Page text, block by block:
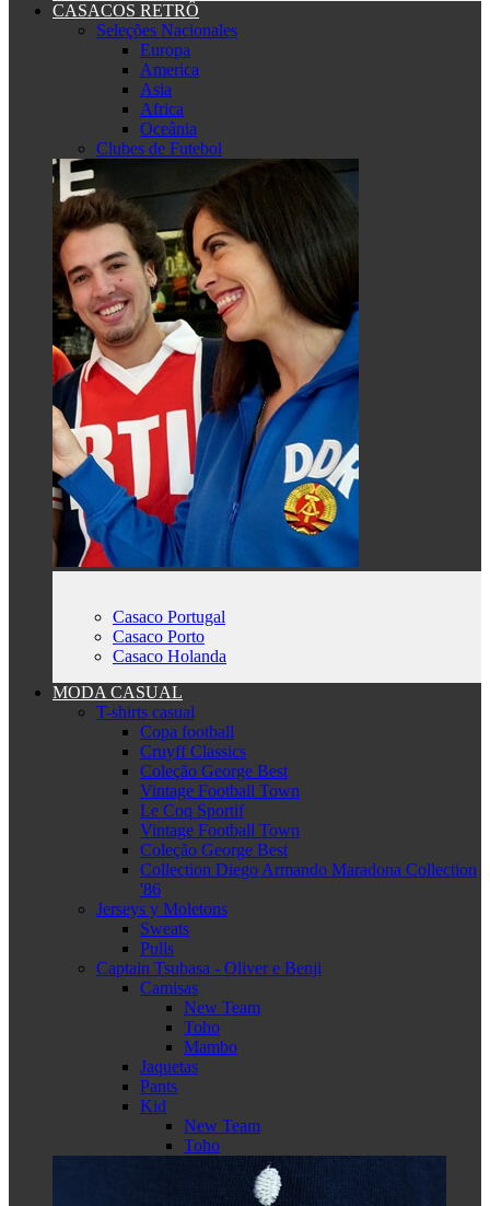
CASACOS RETRÔ
Seleções Nacionales
Europa
America
Asia
Africa
Oceânia
Clubes de Futebol
Casaco Portugal
Casaco Porto
Casaco Holanda
MODA CASUAL
T-shirts casual
Copa football
Cruyff Classics
Coleção George Best
Vintage Football Town
Le Coq Sportif
Vintage Football Town
Coleção George Best
Collection Diego Armando Maradona Collection
'86
Jerseys y Moletons
Sweats
Pulls
Captain Tsubasa - Oliver e Benji
Camisas
New Team
Toho
Mambo
Jaquetas
Pants
Kid
New Team
Toho